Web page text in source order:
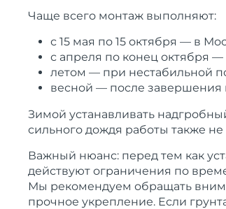
Чаще всего монтаж выполняют:
с 15 мая по 15 октября — в
с апреля по конец октября
летом — при нестабильной
весной — после завершения
Зимой устанавливать
сильного дождя работы также
Важный нюанс: перед тем как
действуют ограничения по
Мы рекомендуем обращать
прочное укрепление. Если